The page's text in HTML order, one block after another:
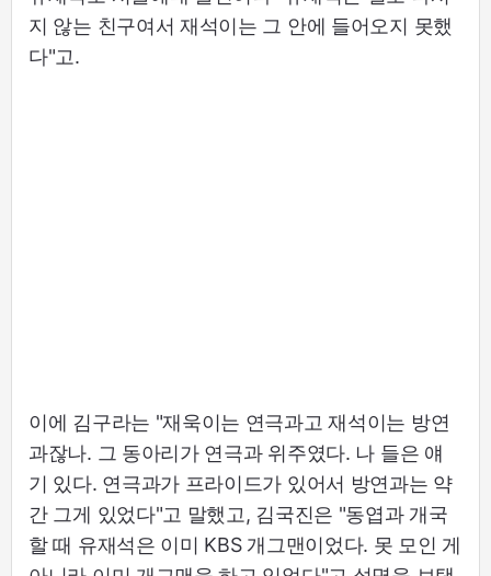
지 않는 친구여서 재석이는 그 안에 들어오지 못했
다"고.
이에 김구라는 "재욱이는 연극과고 재석이는 방연
과잖나. 그 동아리가 연극과 위주였다. 나 들은 얘
기 있다. 연극과가 프라이드가 있어서 방연과는 약
간 그게 있었다"고 말했고, 김국진은 "동엽과 개국
할 때 유재석은 이미 KBS 개그맨이었다. 못 모인 게